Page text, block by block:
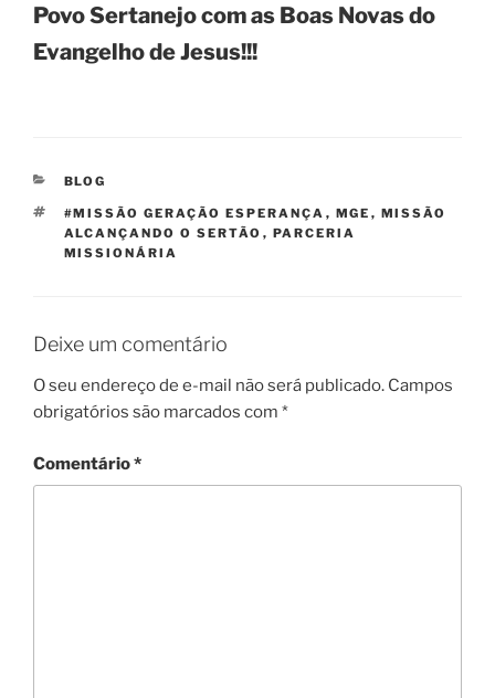
Povo Sertanejo com as Boas Novas do
Evangelho de Jesus!!!
CATEGORIAS
BLOG
TAGS
#MISSÃO GERAÇÃO ESPERANÇA , MGE , MISSÃO
ALCANÇANDO O SERTÃO , PARCERIA
MISSIONÁRIA
Deixe um comentário
O seu endereço de e-mail não será publicado. Campos
obrigatórios são marcados com *
Comentário*